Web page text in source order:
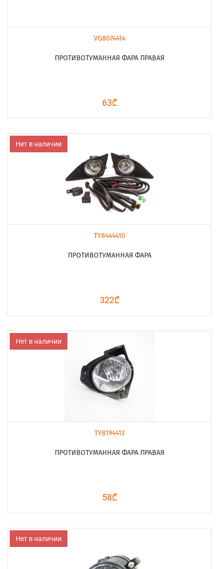
VG8074414
ПРОТИВОТУМАННАЯ ФАРА ПРАВАЯ
63₾
Нет в наличии
TY8444410
ПРОТИВОТУМАННАЯ ФАРА
322₾
Нет в наличии
TY8194413
ПРОТИВОТУМАННАЯ ФАРА ПРАВАЯ
58₾
Нет в наличии